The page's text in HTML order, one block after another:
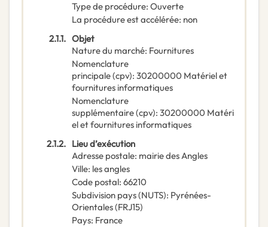
Type de procédure: Ouverte
La procédure est accélérée: non
2.1.1. Objet
Nature du marché: Fournitures
Nomenclature
principale(cpv): 30200000 Matériel et
fournitures informatiques
Nomenclature
supplémentaire(cpv): 30200000 Matéri
el et fournitures informatiques
2.1.2. Lieu d’exécution
Adresse postale: mairie des Angles
Ville: les angles
Code postal: 66210
Subdivision pays (NUTS): Pyrénées-
Orientales(FRJ15)
Pays: France